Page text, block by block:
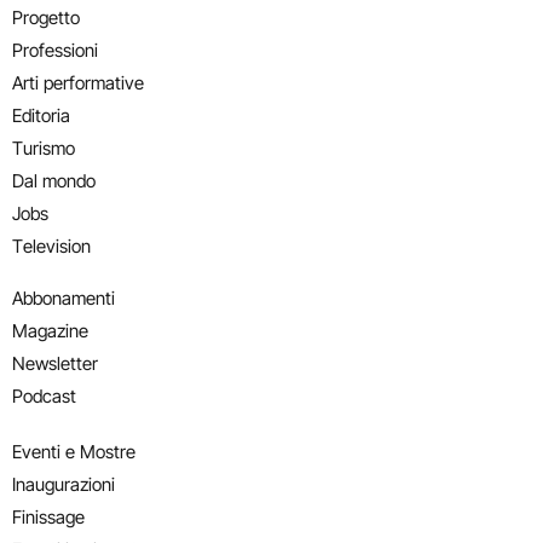
Progetto
Professioni
Arti performative
Editoria
Turismo
Dal mondo
Jobs
Television
Abbonamenti
Magazine
Newsletter
Podcast
Eventi e Mostre
Inaugurazioni
Finissage